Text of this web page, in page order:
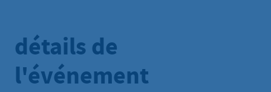
détails de
l'événement